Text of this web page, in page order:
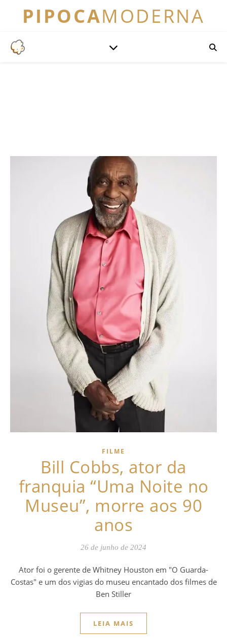
PIPOCAMODERNA
FILME
Bill Cobbs, ator da
franquia “Uma Noite no
Museu”, morre aos 90
anos
26 de junho de 2024
Ator foi o gerente de Whitney Houston em "O Guarda-
Costas" e um dos vigias do museu encantado dos filmes de
Ben Stiller
LEIA MAIS